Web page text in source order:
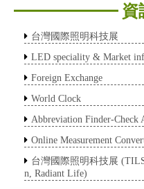
資
台灣國際照明科技展
LED speciality & Market
Foreign Exchange
World Clock
Abbreviation Finder-Check
Online Measurement
台灣國際照明科技展
n, Radiant Life)